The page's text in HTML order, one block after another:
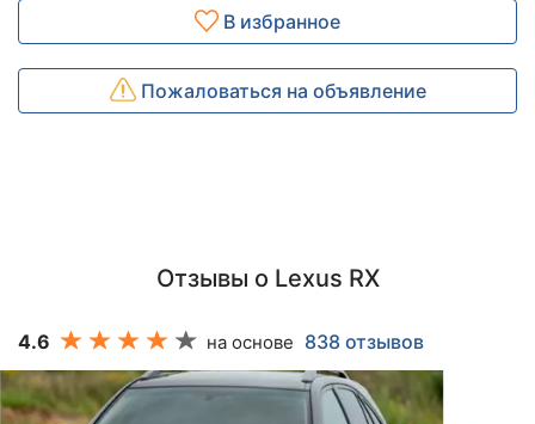
В избранное
Пожаловаться на объявление
Отзывы о Lexus RX
4.6 на основе 838 отзывов